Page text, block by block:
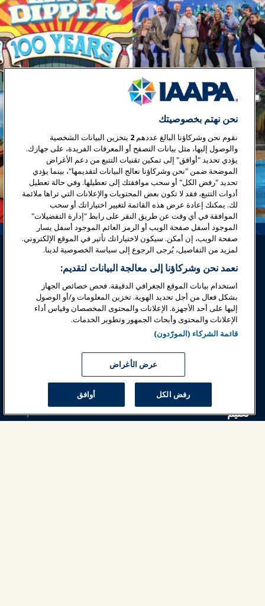
تسجيل الدخول انضم الآن
جوائز المهن
اتصل
أخبار وعالم المرح
تعليم
نحن نهتم بخصوصيتك
نقوم نحن وشركاؤنا البالغ عددهم 2 بتخزين البيانات الشخصية
والوصول إليها، مثل بيانات التصفح أو المعرفات الفريدة، على جهازك.
يؤدي تحديد "أوافق" إلى تمكين تقنيات التتبع من دعم الأغراض
الموضحة ضمن "نحن وشركاؤنا نعالج البيانات لتقديمها"، بينما يؤدي
تحديد "رفض الكل" أو سحب موافقتك إلى تعطيلها. وفي حالة تعطيل
أدوات التتبع، فقد لا تكون بعض المحتويات والإعلانات التي تراها ملائمة
لك. يمكنك إعادة عرض هذه القائمة لتغيير اختياراتك أو سحب
الموافقة في أي وقت عن طريق النقر على رابط "إدارة التفضيلات"
الموجود أسفل صفحة الويب أو الرمز العائم الموجود أسفل يسار
صفحة الويب، إن أمكن. سيكون لاختياراتك تأثير في الموقع الإلكتروني.
لمزيد من التفاصيل، يُرجى الرجوع إلى سياسة الخصوصية لدينا.
نعمد نحن وشركاؤنا إلى معالجة البيانات لتقديم:
استخدام بيانات الموقع الجغرافي الدقيقة. فحص خصائص الجهاز
بشكل فعال من أجل تحديد الهوية. تخزين المعلومات و/أو الوصول
إليها على أحد الأجهزة. الإعلانات والمحتوى المخصصان وقياس أداء
الإعلانات والمحتوى وأبحاث الجمهور وتطوير الخدمات.
قائمة الشركاء (المورّدون)
عرض الأغراض
رفض الكل أوافق